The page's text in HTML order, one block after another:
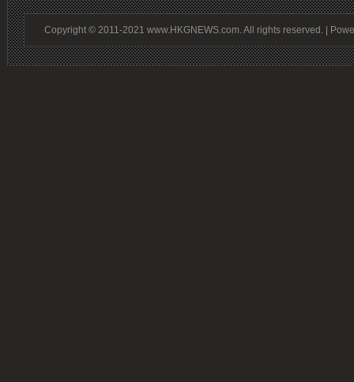
Copyright © 2011-2021 www.HKGNEWS.com. All rights reserved. |